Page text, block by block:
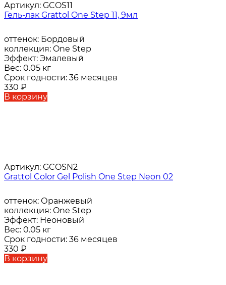
Артикул: GCOS11
Гель-лак Grattol One Step 11, 9мл
оттенок: Бордовый
коллекция: One Step
Эффект: Эмалевый
Вес: 0.05 кг
Срок годности: 36 месяцев
330 ₽
В корзину
Артикул: GCOSN2
Grattol Color Gel Polish One Step Neon 02
оттенок: Оранжевый
коллекция: One Step
Эффект: Неоновый
Вес: 0.05 кг
Срок годности: 36 месяцев
330 ₽
В корзину